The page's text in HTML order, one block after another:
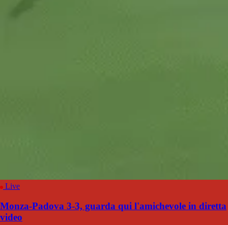
Live
Monza-Padova 3-3, guarda qui l'amichevole in diretta
video